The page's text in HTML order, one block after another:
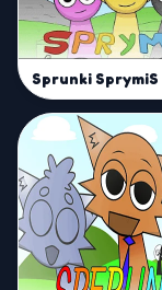
Sprunki SprymiS